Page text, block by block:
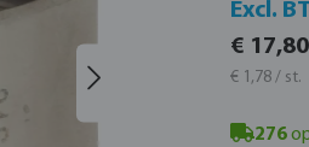
Excl.
€
€ 1,78 / st.
276op